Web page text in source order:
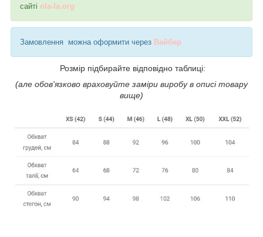
сайті ola-la.org
Замовлення можна оформити через Вайбер
Розмір підбирайте відповідно таблиці:
(але обов'язково враховуйте заміри виробу в описі товару
вище)